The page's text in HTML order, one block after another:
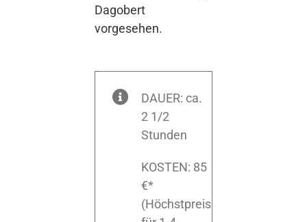
Dagobert
vorgesehen.
DAUER: ca.
2 1/2
Stunden
KOSTEN: 85
€*
(Höchstpreis